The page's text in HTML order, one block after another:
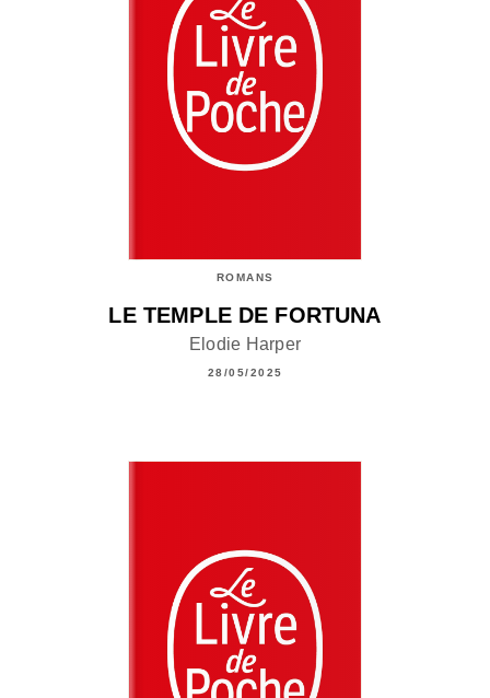
ROMANS
LE TEMPLE DE FORTUNA
Elodie Harper
28/05/2025